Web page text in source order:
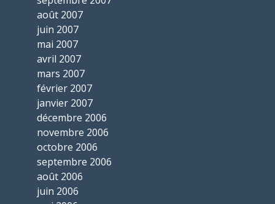
août 2007
juin 2007
mai 2007
avril 2007
mars 2007
février 2007
janvier 2007
décembre 2006
novembre 2006
octobre 2006
septembre 2006
août 2006
juin 2006